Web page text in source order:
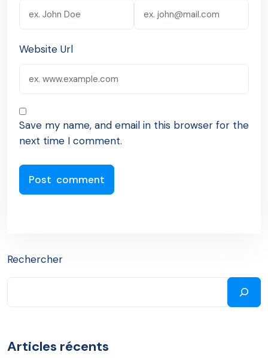
Website Url
Save my name, and email in this browser for the
next time I comment.
Rechercher
Articles récents